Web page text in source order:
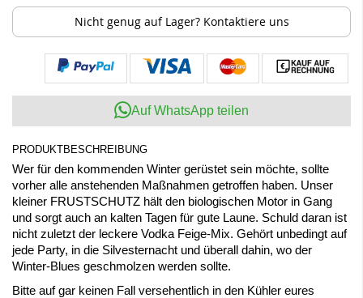
Nicht genug auf Lager? Kontaktiere uns
Auf WhatsApp teilen
PRODUKTBESCHREIBUNG
Wer für den kommenden Winter gerüstet sein möchte, sollte
vorher alle anstehenden Maßnahmen getroffen haben. Unser
kleiner FRUSTSCHUTZ hält den biologischen Motor in Gang
und sorgt auch an kalten Tagen für gute Laune. Schuld daran ist
nicht zuletzt der leckere Vodka Feige-Mix. Gehört unbedingt auf
jede Party, in die Silvesternacht und überall dahin, wo der
Winter-Blues geschmolzen werden sollte.
Bitte auf gar keinen Fall versehentlich in den Kühler eures